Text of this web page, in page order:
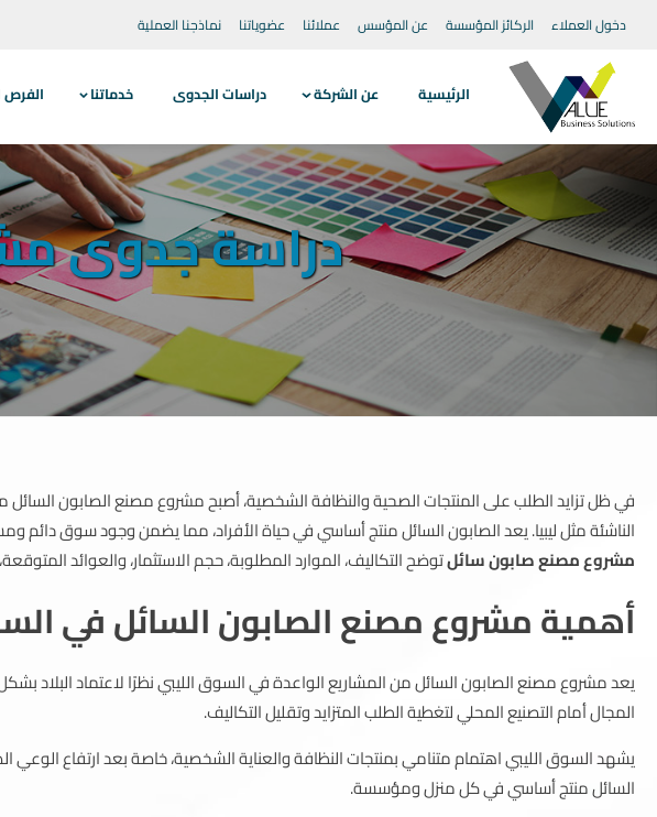
دخول العملاء الركائز المؤسسة عن المؤسس عملائنا عضوياتنا نماذجنا العملية
الرئيسية عن الشركة دراسات الجدوى خدماتنا الفرص
دراسة جدوى
في ظل تزايد الطلب على المنتجات الصحية والنظافة الشخصية، أصبح مشروع مصنع الصابون السائل
الناشئة مثل ليبيا. يعد الصابون السائل منتج أساسي في حياة الأفراد، مما يضمن وجود سوق دائم
مشروع مصنع صابون سائلتوضح التكاليف، الموارد المطلوبة، حجم الاستثمار، والعوائد
أهمية مشروع مصنع الصابون السائل في
يعد مشروع مصنع الصابون السائل من المشاريع الواعدة في السوق الليبي نظرًا لاعتماد البلاد
المجال أمام التصنيع المحلي لتغطية الطلب المتزايد وتقليل التكاليف.
يشهد السوق الليبي اهتمام متنامي بمنتجات النظافة والعناية الشخصية، خاصة بعد ارتفاع
السائل منتج أساسي في كل منزل ومؤسسة.